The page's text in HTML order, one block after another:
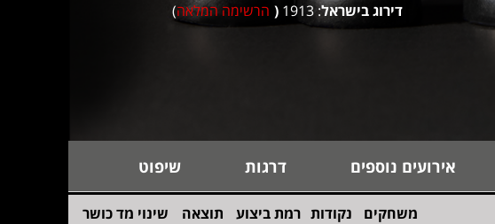
דירוג בישראל: 1913
( הרשימה המלאה)
אירועים נוספים דרגות שיפוט
משחקים נקודות רמת ביצוע תוצאה
שינוי מד כושר